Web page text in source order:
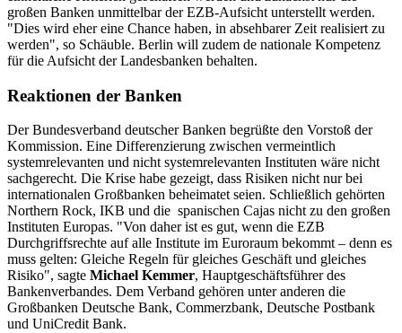
großen Banken unmittelbar der EZB-Aufsicht unterstellt werden.
"Dies wird eher eine Chance haben, in absehbarer Zeit realisiert zu
werden", so Schäuble. Berlin will zudem de nationale Kompetenz
für die Aufsicht der Landesbanken behalten.
Reaktionen der Banken
Der Bundesverband deutscher Banken begrüßte den Vorstoß der
Kommission. Eine Differenzierung zwischen vermeintlich
systemrelevanten und nicht systemrelevanten Instituten wäre nicht
sachgerecht. Die Krise habe gezeigt, dass Risiken nicht nur bei
internationalen Großbanken beheimatet seien. Schließlich gehörten
Northern Rock, IKB und die spanischen Cajas nicht zu den großen
Instituten Europas. "Von daher ist es gut, wenn die EZB
Durchgriffsrechte auf alle Institute im Euroraum bekommt – denn es
muss gelten: Gleiche Regeln für gleiches Geschäft und gleiches
Risiko", sagte Michael Kemmer, Hauptgeschäftsführer des
Bankenverbandes. Dem Verband gehören unter anderen die
Großbanken Deutsche Bank, Commerzbank, Deutsche Postbank
und UniCredit Bank.